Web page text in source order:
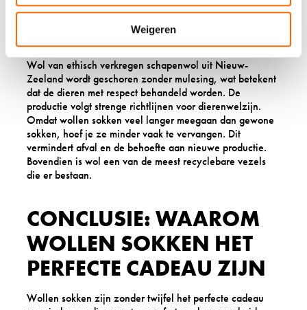
Weigeren
uit van de natuurlijke koolstofcyclus door organische
koolstof uit planten te consumeren en dit om te zetten in
wol. Deze koolstof wordt uit de atmosfeer verwijderd
zolang de wol gebruikt wordt.
Wol van ethisch verkregen schapenwol uit Nieuw-
Zeeland wordt geschoren zonder mulesing, wat betekent
dat de dieren met respect behandeld worden. De
productie volgt strenge richtlijnen voor dierenwelzijn.
Omdat wollen sokken veel langer meegaan dan gewone
sokken, hoef je ze minder vaak te vervangen. Dit
vermindert afval en de behoefte aan nieuwe productie.
Bovendien is wol een van de meest recyclebare vezels
die er bestaan.
CONCLUSIE: WAAROM
WOLLEN SOKKEN HET
PERFECTE CADEAU ZIJN
Wollen sokken zijn zonder twijfel het perfecte cadeau